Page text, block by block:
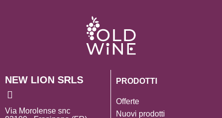
NEW LION SRLS
Via Morolense snc
PRODOTTI
Offerte
Nuovi prodotti